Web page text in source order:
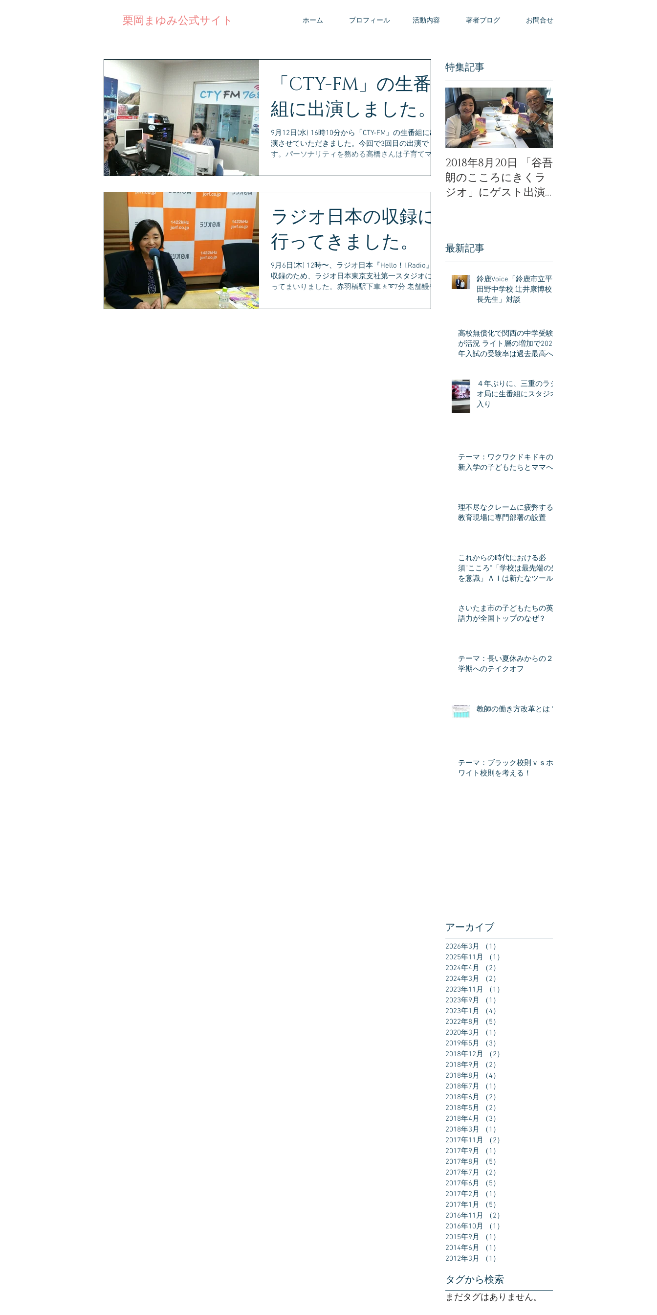
栗岡まゆみ公式サイト ホーム プロフィール 活動内容 著者ブログ お問合せ
「CTY-FM」の生番
組に出演しました。
9月12日(水) 16時10分から「CTY-FM」の生番組に出
演させていただきました。今回で3回目の出演で
す。パーソナリティを務める高橋さんは子育てママ
す。
ラジオ日本の収録に
行ってきました。
9月6日(木) 12時〜、ラジオ日本『Hello！I,Radio』の
収録のため、ラジオ日本東京支社第一スタジオに行
ってまいりました。赤羽橋駅下車🚶➰7分 老舗鰻や
宅街が現れて、その一角の麻布台ビルにラジオ日本
特集記事
2018年8月20日 「谷吾
朗のこころにきくラ
ジオ」にゲスト出演
最新記事
鈴鹿Voice「鈴鹿市立平
田野中学校 辻井康博校
長先生」対談
高校無償化で関西の中学受験
が活況 ライト層の増加で2026
年入試の受験率は過去最高へ
４年ぶりに、三重のラジ
オ局に生番組にスタジオ
入り
テーマ：ワクワクドキドキの
新入学の子どもたちとママへ
理不尽なクレームに疲弊する
教育現場に専門部署の設置
これからの時代における必
須”こころ”「学校は最先端の先
を意識」ＡＩは新たなツール
経新聞） - Yahoo!ニュース
さいたま市の子どもたちの英
語力が全国トップのなぜ？
テーマ：長い夏休みからの２
学期へのテイクオフ
教師の働き方改革とは？
テーマ：ブラック校則ｖｓホ
ワイト校則を考える！
アーカイブ
2026年3月 （1）
2025年11月
（1）
2024年4月
（2）
2024年3月
（2）
2023年11月
（1）
2023年9月
（1）
2023年1月
（4）
2022年8月
（5）
2020年3月
（1）
2019年5月
（3）
2018年12月
（2）
2018年9月
（2）
2018年8月
（4）
2018年7月
（1）
2018年6月
（2）
2018年5月
（2）
2018年4月
（3）
2018年3月
（1）
2017年11月
（2）
2017年9月
（1）
2017年8月
（5）
2017年7月
（2）
2017年6月
（5）
2017年2月
（1）
2017年1月
（5）
2016年11月
（2）
2016年10月
（1）
2015年9月
（1）
2014年6月
（1）
2012年3月
（1）
タグから検索
まだタグはありません。